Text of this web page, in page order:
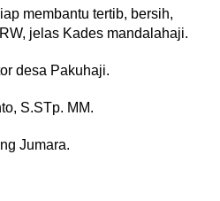
membantu tertib, bersih,
jelas Kades mandalahaji.
desa Pakuhaji.
S.STp. MM.
Jumara.